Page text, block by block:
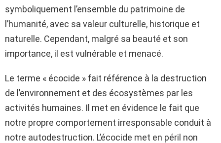
symboliquement l’ensemble du patrimoine de
l’humanité, avec sa valeur culturelle, historique et
naturelle. Cependant, malgré sa beauté et son
importance, il est vulnérable et menacé.
Le terme « écocide » fait référence à la destruction
de l’environnement et des écosystèmes par les
activités humaines. Il met en évidence le fait que
notre propre comportement irresponsable conduit à
notre autodestruction. L’écocide met en péril non